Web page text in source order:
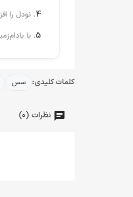
نودل را
با
کلمات کلیدی: سس
نظرات (0)